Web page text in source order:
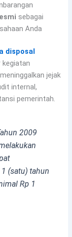
sebagai
Anda
disposal
kegiatan
jejak
internal,
pemerintah.
2009
(satu) tahun
Rp 1